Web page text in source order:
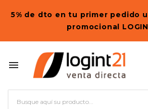
5% de dto en tu primer pedido
promocional
